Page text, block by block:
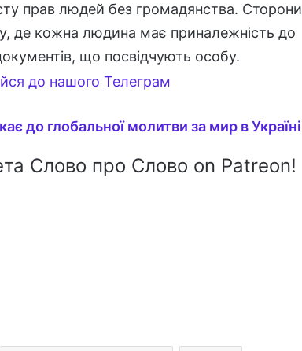
прав людей без громадянства. Сторони
де кожна людина має приналежність до
що посвідчують особу.
до нашого Телеграм
до глобальної молитви за мир в Україні
Слово про Слово on Patreon!